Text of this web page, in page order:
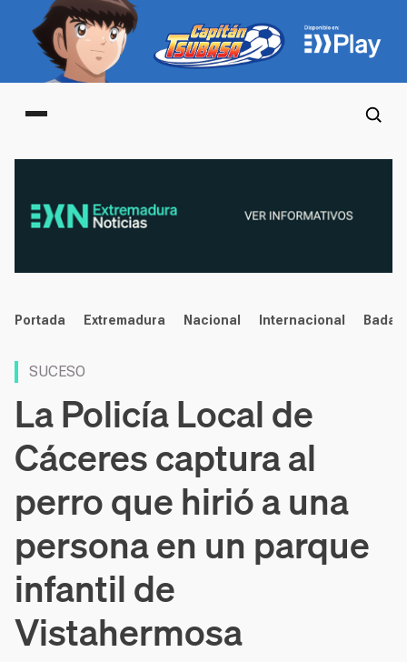
Main menu
noticias
Portada Extremadura Nacional Internacional
SUCESO
La Policía Local de
Cáceres captura al
perro que hirió a una
persona en un parque
infantil de
Vistahermosa